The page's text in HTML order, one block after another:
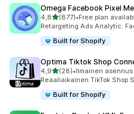
Omega Facebook Pixel
4,8/ 5 tähteä
(877)
877 arvostelua yhteensä
•Free plan
Retargeting Ads Analytic:
Built for Shopify
Optima Tiktok Shop
4,9/ 5 tähteä
(28)
28 arvostelua yhteensä
•Ilmainen asennus
Reaaliaikainen TikTok Shop
Built for Shopify